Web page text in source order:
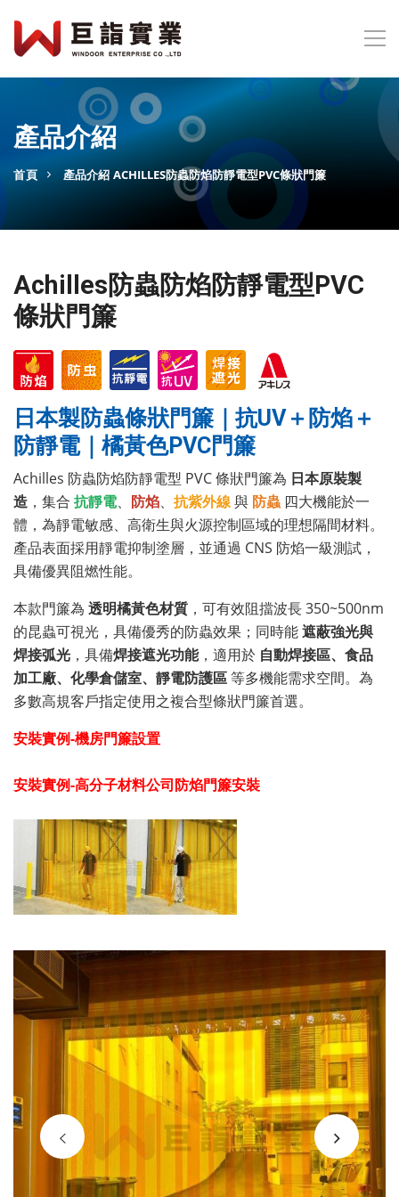
產品介紹
首頁 產品介紹 ACHILLES防蟲防焰防靜電型PVC條狀門簾
Achilles防蟲防焰防靜電型PVC
條狀門簾
日本製防蟲條狀門簾｜抗UV＋防焰＋
防靜電｜橘黃色PVC門簾
Achilles 防蟲防焰防靜電型 PVC 條狀門簾為 日本原裝製
造 ，集合 抗靜電、 防焰、 抗紫外線與 防蟲 四大機能於一
體，為靜電敏感、高衛生與火源控制區域的理想隔間材料。
產品表面採用靜電抑制塗層，並通過 CNS 防焰一級測試，
具備優異阻燃性能。
本款門簾為 透明橘黃色材質 ，可有效阻擋波長 350~500nm
的昆蟲可視光，具備優秀的防蟲效果；同時能遮蔽強光與
焊接弧光 ，具備焊接遮光功能，適用於 自動焊接區、食品
加工廠、化學倉儲室、靜電防護區等多機能需求空間。為
多數高規客戶指定使用之複合型條狀門簾首選。
安裝實例-機房門簾設置
安裝實例-高分子材料公司防焰門簾安裝